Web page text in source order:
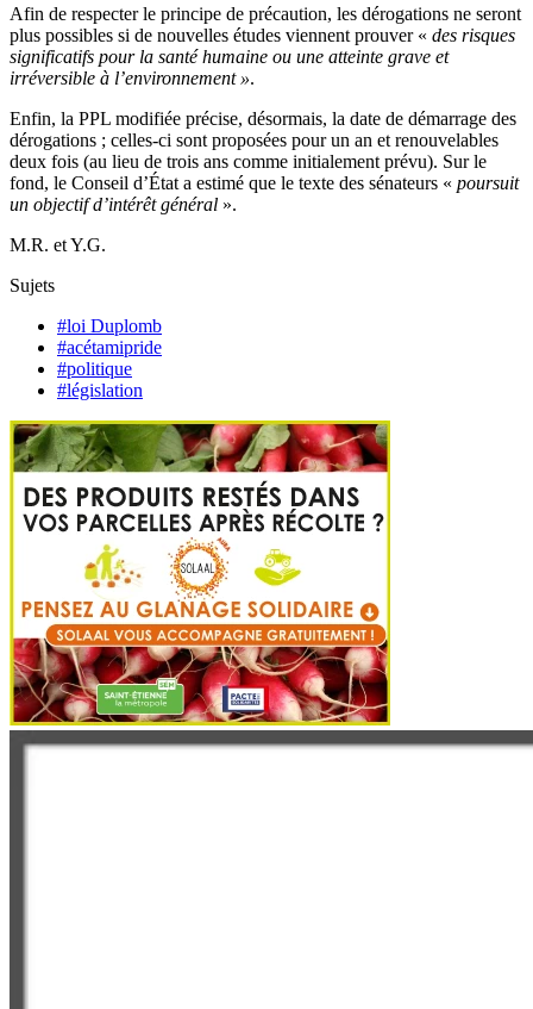
Afin de respecter le principe de précaution, les dérogations ne seront
plus possibles si de nouvelles études viennent prouver « des risques
significatifs pour la santé humaine ou une atteinte grave et
irréversible à l’environnement ».
Enfin, la PPL modifiée précise, désormais, la date de démarrage des
dérogations ; celles-ci sont proposées pour un an et renouvelables
deux fois (au lieu de trois ans comme initialement prévu). Sur le
fond, le Conseil d’État a estimé que le texte des sénateurs « poursuit
un objectif d’intérêt général ».
M.R. et Y.G.
Sujets
#loi Duplomb
#acétamipride
#politique
#législation